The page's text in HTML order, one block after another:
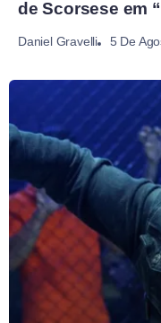
de Scorsese em
Daniel Gravelli 5 De